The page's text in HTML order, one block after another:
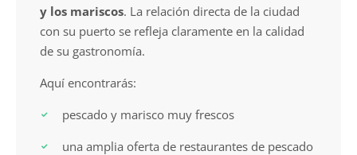
y los mariscos. La relación directa de la ciudad
con su puerto se refleja claramente en la calidad
de su gastronomía.
Aquí encontrarás:
pescado y marisco muy frescos
una amplia oferta de restaurantes de pescado